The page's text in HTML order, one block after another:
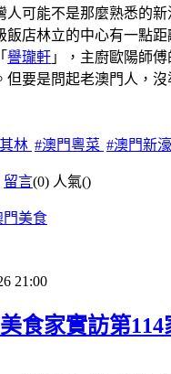
人可能不是那麼熟悉的
飯店林立的中心有一點
譽瓏軒 」，主廚歐陽師
但要是問起老澳門人，
林 #澳門粵菜 #澳門新
留言(0) 人氣()
門美食
21:00
美食家實訪第